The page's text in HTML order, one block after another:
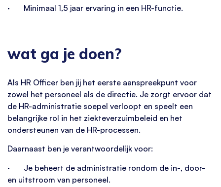
· Minimaal 1,5 jaar ervaring in een HR-functie.
wat ga je doen?
Als HR Officer ben jij het eerste aanspreekpunt voor
zowel het personeel als de directie. Je zorgt ervoor dat
de HR-administratie soepel verloopt en speelt een
belangrijke rol in het ziekteverzuimbeleid en het
ondersteunen van de HR-processen.
Daarnaast ben je verantwoordelijk voor:
· Je beheert de administratie rondom de in-, door-
en uitstroom van personeel.